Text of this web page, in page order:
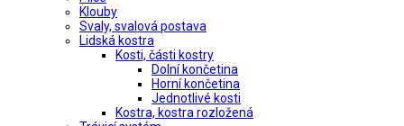
Klouby
Svaly, svalová postava
Lidská kostra
Kosti, části kostry
Dolní končetina
Horní končetina
Jednotlivé kosti
Kostra, kostra rozložená